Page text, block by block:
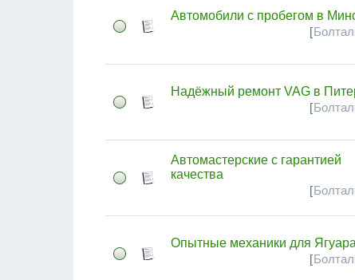
Автомобили с пробегом в
[
Надёжный ремонт VAG в
[
Автомастерские с гарантией
качества
[
Опытные механики для Ягуара
[